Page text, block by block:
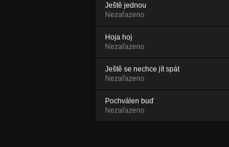
Ještě jednou
Nezařazeno
Hoja hoj
Nezařazeno
Ještě se nechce jít spát
Nezařazeno
Pochválen buď
Nezařazeno